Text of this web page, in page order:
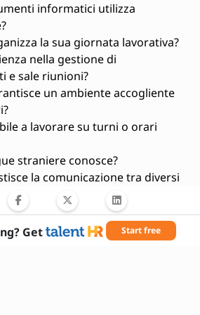
informatici utilizza
la sua giornata lavorativa?
nella gestione di
e sale riunioni?
un ambiente accogliente
a lavorare su turni o orari
straniere conosce?
la comunicazione tra diversi
situazioni di emergenza in
Get Start free